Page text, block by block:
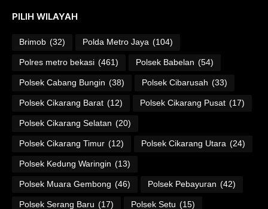
PILIH WILAYAH
Brimob (32) Polda Metro Jaya (104)
Polres metro bekasi (461) Polsek Babelan (54)
Polsek Cabang Bungin (38) Polsek Cibarusah (33)
Polsek Cikarang Barat (12) Polsek Cikarang Pusat (17)
Polsek Cikarang Selatan (20)
Polsek Cikarang Timur (12) Polsek Cikarang Utara (24)
Polsek Kedung Waringin (13)
Polsek Muara Gembong (46) Polsek Pebayuran (42)
Polsek Serang Baru (17) Polsek Setu (15)